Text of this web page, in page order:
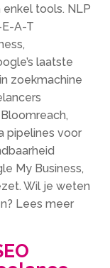
enkel tools.​ NLP
A-T
laatste
zoekmachine
pipelines voor
My Business,
Wil je weten
Lees meer